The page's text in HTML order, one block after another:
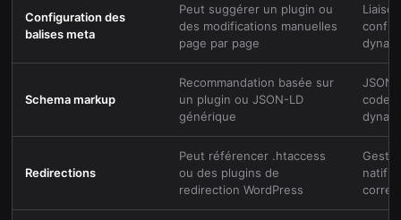
Configuration des
balises meta
Peut suggérer un plugin ou
des modifications manuelles
page par page
Schema markup
Recommandation basée sur
un plugin ou JSON-LD
générique
code
Redirections
Peut référencer .htaccess
ou des plugins de
redirection WordPress
natif